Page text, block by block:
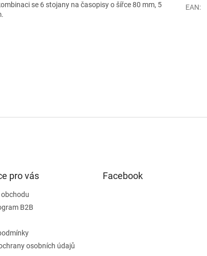
se 6 stojany na časopisy o šířce 80 mm, 5
EAN:
pro vás
B2B
osobních údajů
Facebook